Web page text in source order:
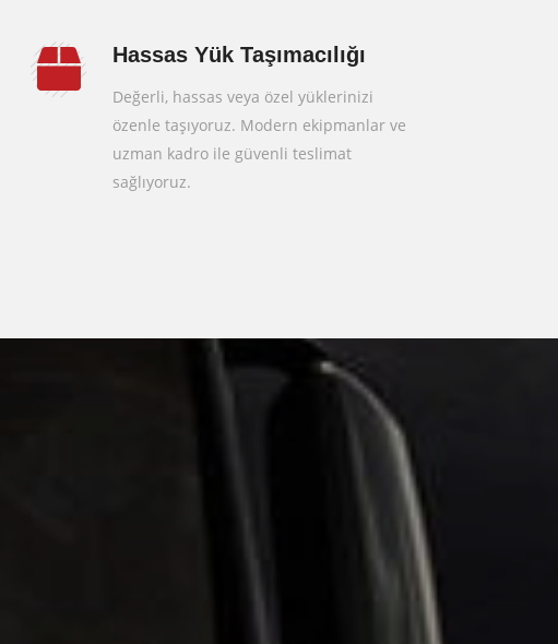
Hassas Yük Taşımacılığı
Değerli, hassas veya özel yüklerinizi
özenle taşıyoruz. Modern ekipmanlar ve
uzman kadro ile güvenli teslimat
sağlıyoruz.